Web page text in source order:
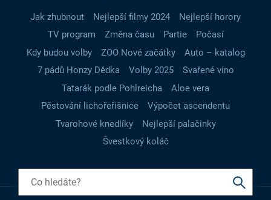
Jak zhubnout Nejlepší filmy 2024
Nejlepší horory
TV program
Změna času Partie
Počasí
Kdy budou volby
ZOO Nové začátky
Auto – katalog
7 pádů Honzy Dědka
Volby 2025
Svařené víno
Tatarák podle Pohlreicha
Aloe vera
Pěstování lichořeřišnice
Výpočet ascendentu
Tvarohové knedlíky
Nejlepší palačinky
Švestkový koláč